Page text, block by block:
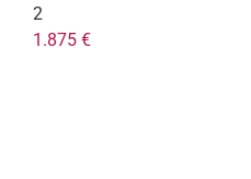
2
1.875 €